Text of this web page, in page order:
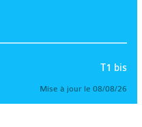
T1 bis
Mise à jour le 08/08/26